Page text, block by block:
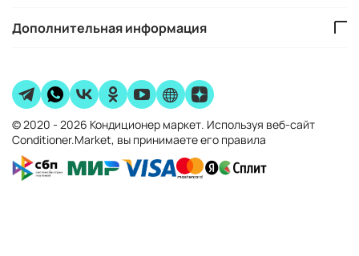
Дополнительная информация
© 2020 - 2026 Кондиционер маркет. Используя веб-сайт
Conditioner.Market, вы принимаете его правила